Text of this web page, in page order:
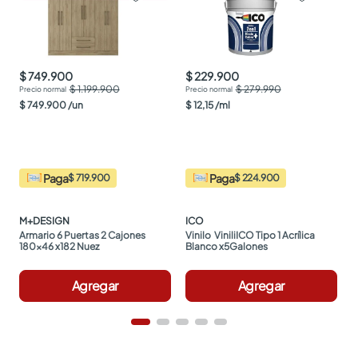
$ 749.900
$ 1.199.900
$749.900 /un
Paga$ 719.900
M+DESIGN
Armario 6 Puertas 2 Cajones
180x46 x182 Nuez
Agregar
$ 229.900
$ 279.990
$12,15 /ml
Paga$ 224.900
ICO
Vinilo  ViniliICO Tipo 1 Acrílica
Blanco x5Galones
Agregar